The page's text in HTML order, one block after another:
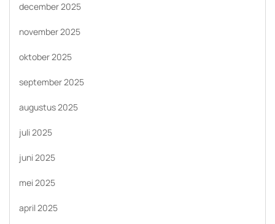
december 2025
november 2025
oktober 2025
september 2025
augustus 2025
juli 2025
juni 2025
mei 2025
april 2025